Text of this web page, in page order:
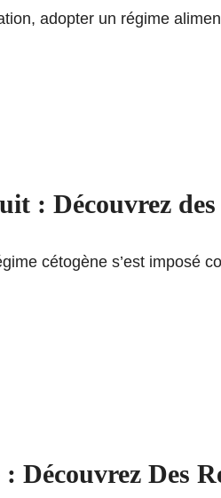
adopter un régime
: Découvrez des
cétogène s’est
Des